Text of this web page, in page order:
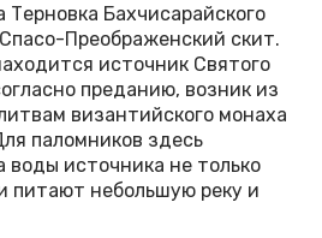
Терновка Бахчисарайского
Преображенский скит.
источник Святого
преданию, возник из
византийского монаха
паломников здесь
воды источника не только
питают небольшую реку и